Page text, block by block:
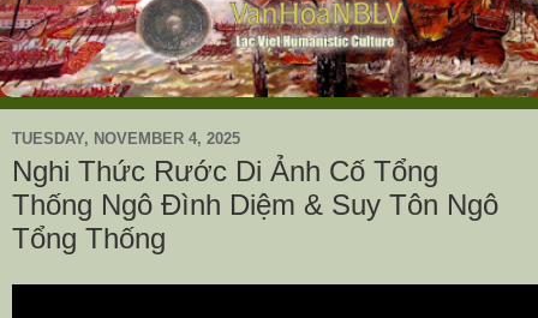
TUESDAY, NOVEMBER 4, 2025
Nghi Thức Rước Di Ảnh Cố Tổng
Thống Ngô Đình Diệm & Suy Tôn Ngô
Tổng Thống